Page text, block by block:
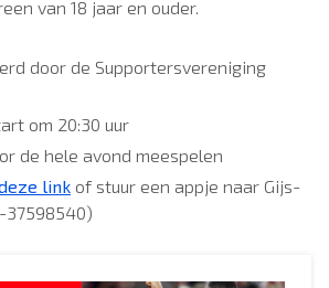
van 18 jaar en ouder.
door de Supportersvereniging
om 20:30 uur
de hele avond meespelen
link of stuur een appje naar Gijs-
37598540)